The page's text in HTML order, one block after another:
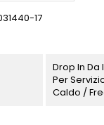
17
Drop In Da
Per
Caldo /